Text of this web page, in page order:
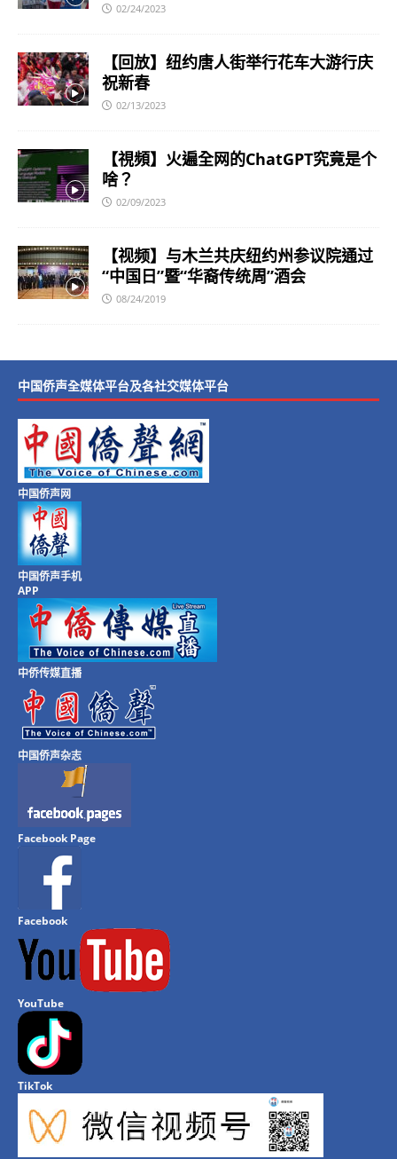
02/24/2023
【回放】纽约唐人街举行花车大游行庆
祝新春
02/13/2023
【視頻】火遍全网的ChatGPT究竟是个
啥？
02/09/2023
【视频】与木兰共庆纽约州参议院通过
“中国日”暨“华裔传统周”酒会
08/24/2019
中国侨声全媒体平台及各社交媒体平台
中国侨声网
中国侨声手机
APP
中侨传媒直播
中国侨声杂志
Facebook Page
Facebook
YouTube
TikTok